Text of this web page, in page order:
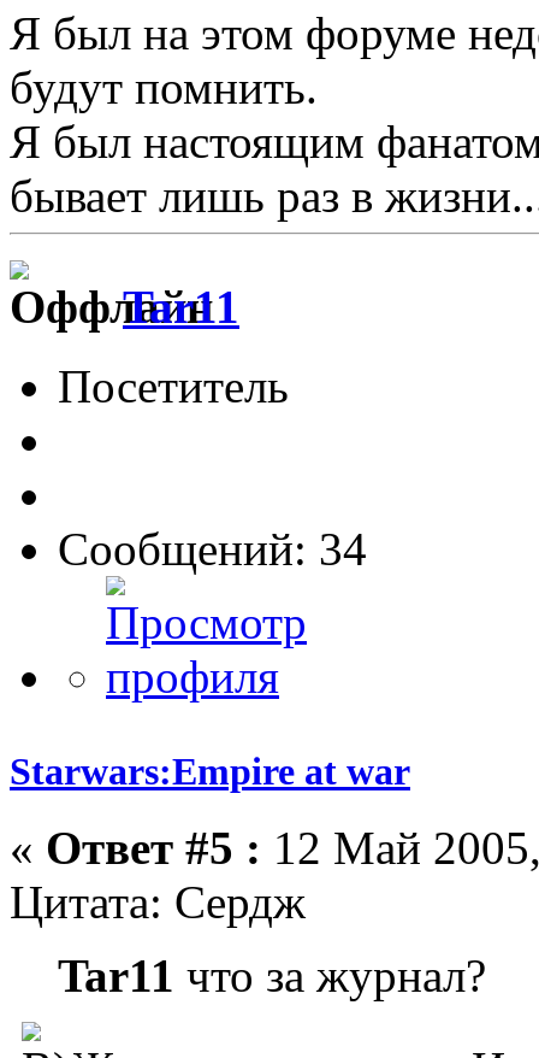
Я был на этом форуме
будут помнить.
Я был настоящим
бывает лишь раз в
Tar11
Посетитель
Сообщений: 34
Starwars:Empire at war
« Ответ #5 : 12 Май
Цитата: Сердж
Tar11 что за журнал?